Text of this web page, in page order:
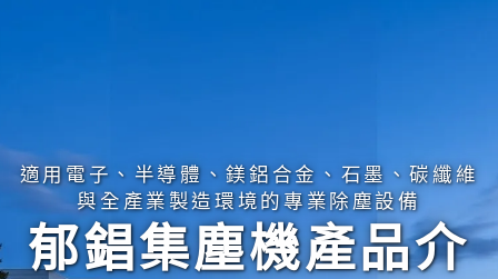
適用電子、半導體、鎂鋁合金、石墨、碳纖維
與全產業製造環境的專業除塵設備
郁錩集塵機產品介